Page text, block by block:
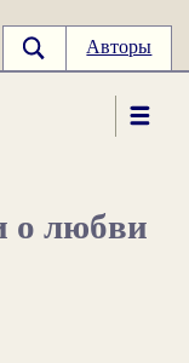
Авторы
о любви